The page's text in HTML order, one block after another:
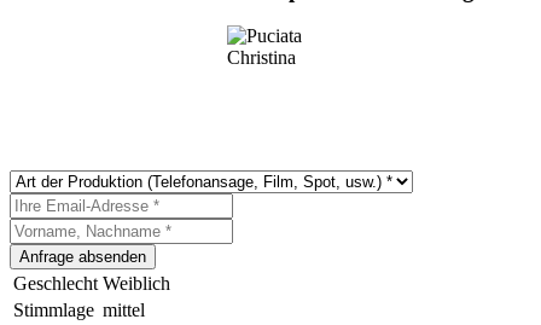
Geschlecht Weiblich
Stimmlage mittel